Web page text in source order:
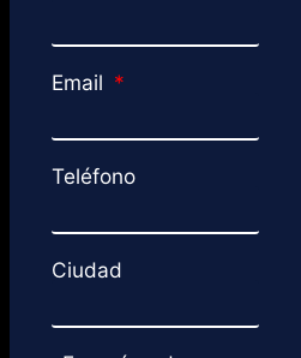
Email
Teléfono
Ciudad